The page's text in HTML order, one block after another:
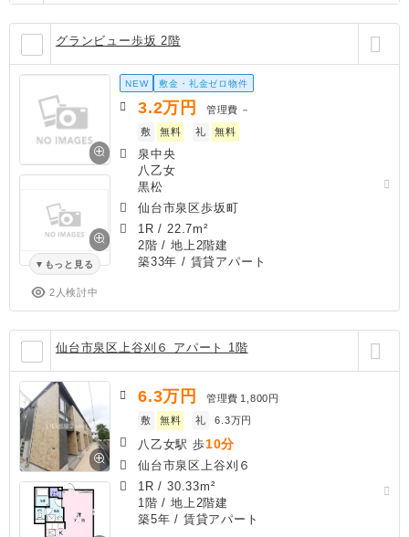
グランビュー歩坂 2階
もっと見る
2人検討中
NEW 敷金・礼金ゼロ物件
3.2万円 管理費 －
敷
無料 礼 無料
泉中央
八乙女
黒松
仙台市泉区歩坂町
1R / 22.7m²
2階 / 地上2階建
築33年 / 賃貸アパート
仙台市泉区上谷刈６ アパート 1階
6.3万円 管理費 1,800円
敷
無料 礼 6.3万円
八乙女駅 歩10分
仙台市泉区上谷刈６
1R /30.33m²
1階 / 地上2階建
築5年 / 賃貸アパート